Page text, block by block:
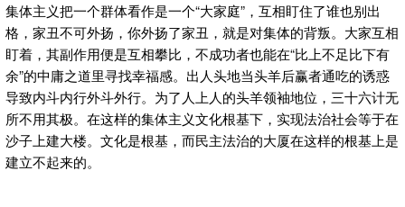
集体主义把一个群体看作是一个“大家庭”，互相盯住了谁也别出
格，家丑不可外扬，你外扬了家丑，就是对集体的背叛。大家互相
盯着，其副作用便是互相攀比，不成功者也能在“比上不足比下有
余”的中庸之道里寻找幸福感。出人头地当头羊后赢者通吃的诱惑
导致内斗内行外斗外行。为了人上人的头羊领袖地位，三十六计无
所不用其极。在这样的集体主义文化根基下，实现法治社会等于在
沙子上建大楼。文化是根基，而民主法治的大厦在这样的根基上是
建立不起来的。